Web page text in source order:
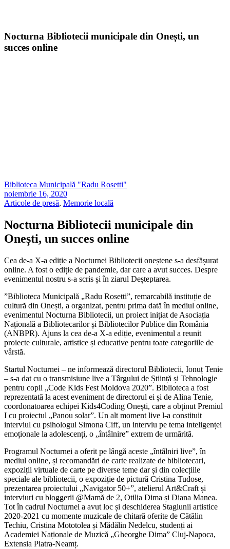
Nocturna Bibliotecii municipale din Onești, un
succes online
Biblioteca Municipală "Radu Rosetti"
noiembrie 16, 2020
Articole de presă, Memorie locală
Nocturna Bibliotecii municipale din
Onești, un succes online
Cea de-a X-a ediție a Nocturnei Bibliotecii oneștene s-a desfășurat
online. A fost o ediție de pandemie, dar care a avut succes. Despre
evenimentul nostru s-a scris și în ziarul Deșteptarea.
”Biblioteca Municipală „Radu Rosetti”, remarcabilă instituție de
cultură din Onești, a organizat, pentru prima dată în mediul online,
evenimentul Nocturna Bibliotecii, un proiect inițiat de Asociația
Națională a Bibliotecarilor și Bibliotecilor Publice din România
(ANBPR). Ajuns la cea de-a X-a ediție, evenimentul a reunit
proiecte culturale, artistice și educative pentru toate categoriile de
vârstă.
Startul Nocturnei – ne informează directorul Bibliotecii, Ionuț Tenie
– s-a dat cu o transmisiune live a Târgului de Știință și Tehnologie
pentru copii „Code Kids Fest Moldova 2020”. Biblioteca a fost
reprezentată la acest eveniment de directorul ei și de Alina Tenie,
coordonatoarea echipei Kids4Coding Onești, care a obținut Premiul
I cu proiectul „Panou solar”. Un alt moment live l-a constituit
interviul cu psihologul Simona Ciff, un interviu pe tema inteligenței
emoționale la adolescenți, o „întâlnire” extrem de urmărită.
Programul Nocturnei a oferit pe lângă aceste „întâlniri live”, în
mediul online, și recomandări de carte realizate de bibliotecari,
expoziții virtuale de carte pe diverse teme dar și din colecțiile
speciale ale bibliotecii, o expoziție de pictură Cristina Tudose,
prezentarea proiectului „Navigator 50+”, atelierul Art&Craft și
interviuri cu bloggerii @Mamă de 2, Otilia Dima și Diana Manea.
Tot în cadrul Nocturnei a avut loc și deschiderea Stagiunii artistice
2020-2021 cu momente muzicale de chitară oferite de Cătălin
Techiu, Cristina Mototolea și Mădălin Nedelcu, studenți ai
Academiei Naționale de Muzică „Gheorghe Dima” Cluj-Napoca,
Extensia Piatra-Neamț.